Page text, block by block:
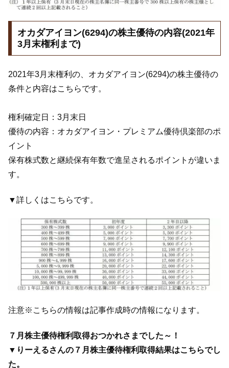
オカダアイヨン(6294)の株主優待の内容(2021年
3月末権利まで)
2021年3月末権利の、オカダアイヨン(6294)の株主優待の
条件と内容はこちらです。
権利確定日：3月末日
優待の内容：オカダアイヨン・プレミアム優待倶楽部のポ
イント
保有株式数と継続保有年数で進呈されるポイントが違いま
す。
▼詳しくはこちらです。
注意※こちらの情報は記事作成時の情報になります。
７月株主優待権利取得おつかれさまでした～！
▼りーえるさんの７月株主優待権利取得結果はこちらでし
た。